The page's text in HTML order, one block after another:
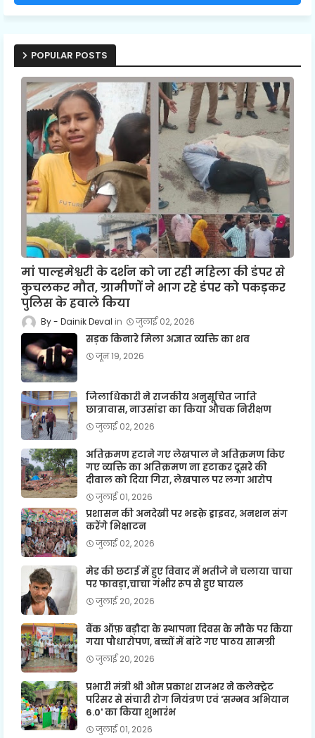
POPULAR POSTS
मां पाल्हमेश्वरी के दर्शन को जा रही महिला की डंपर से
कुचलकर मौत, ग्रामीणों ने भाग रहे डंपर को पकड़कर
पुलिस के हवाले किया
Dainik Deval जुलाई 02, 2026
सड़क किनारे मिला अज्ञात व्यक्ति का शव
जून 19, 2026
जिलाधिकारी ने राजकीय अनुसूचित जाति
छात्रावास, नाउसांडा का किया औचक निरीक्षण
जुलाई 02, 2026
अतिक्रमण हटाने गए लेखपाल ने अतिक्रमण किए
गए व्यक्ति का अतिक्रमण ना हटाकर दूसरे की
दीवाल को दिया गिरा, लेखपाल पर लगा आरोप
जुलाई 01, 2026
प्रशासन की अनदेखी पर भडक़े ड्राइवर, अनशन संग
करेंगे भिक्षाटन
जुलाई 02, 2026
मेड की छटाई में हुए विवाद में भतीजे ने चलाया चाचा
पर फावड़ा,चाचा गंभीर रूप से हुए घायल
जुलाई 20, 2026
बैंक ऑफ़ बड़ौदा के स्थापना दिवस के मौके पर किया
गया पौधारोपण, बच्चों में बांटे गए पाठय सामग्री
जुलाई 20, 2026
प्रभारी मंत्री श्री ओम प्रकाश राजभर ने कलेक्ट्रेट
परिसर से संचारी रोग नियंत्रण एवं 'सम्भव अभियान
6.0' का किया शुभारंभ
जुलाई 01, 2026